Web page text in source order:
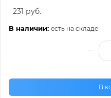
231 руб.
В наличии: есть на складе
В